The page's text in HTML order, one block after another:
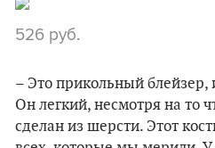
526 руб.
– Это прикольный
Он легкий, несмотря на то
сделан из шерсти. Этот